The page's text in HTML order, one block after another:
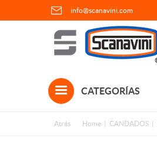
info@scanavini.com
CATEGORÍAS
Atrás Home CANDADOS